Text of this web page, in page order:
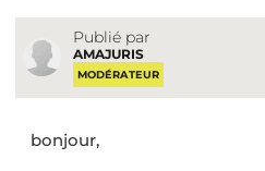
Publié par
AMAJURIS
MODÉRATEUR
bonjour,